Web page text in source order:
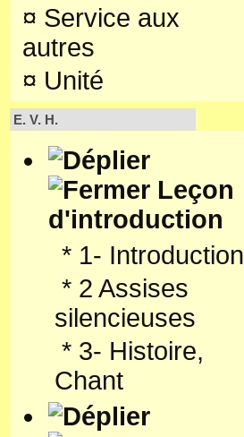
¤ Service aux
autres
¤ Unité
E. V. H.
Leçon
d'introduction
* 1- Introduction
* 2 Assises
silencieuses
* 3- Histoire,
Chant